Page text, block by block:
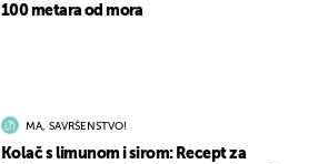
100 metara od mora
MA, SAVRŠENSTVO!
Kolač s limunom i sirom: Recept za